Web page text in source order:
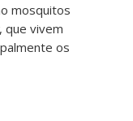
mosquitos
, que vivem
os